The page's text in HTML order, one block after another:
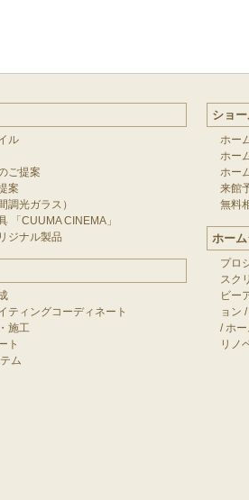
ル
ご提案
案
調光ガラス）
「CUUMA CINEMA」
ジナル製品
ティングコーディネート
施工
ト
ム
ショ
ホー
ホー
ホー
来館
無料
ホー
プロ
スク
ビー
ョン /
/ホ
リノ